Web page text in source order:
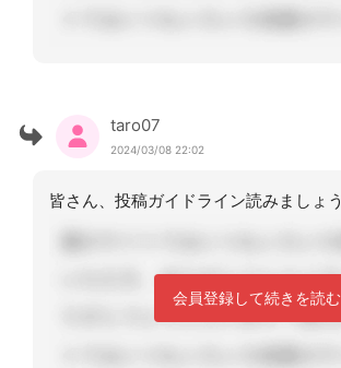
taro07
2024/03/08 22:02
会員登録して続きを読む